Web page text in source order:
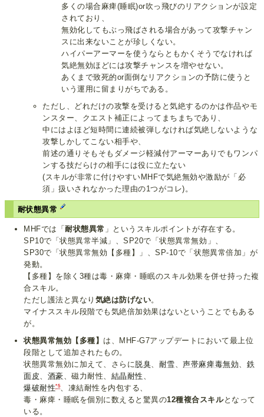
多くの場合麻痺(睡眠)or吹っ飛びのリアクションが設定
されており、
無効化してもぶっ飛ばされる場合があって攻撃チャン
スに出来ないことが珍しくない。
ハイパーアーマーを使うならともかくそうでなければ
気絶無効ほどには攻撃チャンスを増やせない。
あくまで致死的or面倒なリアクションの予防に使うと
いう運用に留まりがちである。
ただし、どれだけの攻撃を受けると気絶するのかは作品やモ
ンスター、クエスト補正によってまちまちであり、
中にはよほど短時間に連続被弾しなければ気絶しないような
攻撃しかしてこない相手や、
前述の通りそもそもダメージ軽減付アーマーありでもワンパ
ンする技だらけの相手には役に立たない
(スキルが非常に付けやすいMHFで気絶無効や激励が「必
須」扱いされなかった理由の1つがコレ)。
耐状態異常
MHFでは「耐状態異常 」というスキルポイントが存在する。
SP10で「状態異常半減」、SP20で「状態異常無効」、
SP30で「状態異常無効【多種】」、SP-10で「状態異常倍加」が
発動。
【多種】を除く3種は毒・麻痺・睡眠のスキル効果を併せ持った複
合スキル。
ただし護法と異なり 気絶は防げない。
マイナススキル段階でも気絶倍加効果はないということでもある
が。
状態異常無効【多種】 は、MHF-G7アップデートにおいて最上位
段階として追加されたもの。
状態異常無効に加えて、さらに 脱臭 耐雪 、声帯麻痺毒無効
鉄
面皮
酒豪 、磁力耐性、 結晶耐性
爆破耐性*5、凍結耐性を内包する、
毒・麻痺・睡眠を個別に数えると驚異の12種複合スキルとなって
いる。